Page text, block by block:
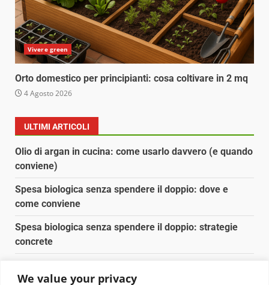
We value your privacy
Vivere green
Orto domestico per principianti: cosa coltivare in 2 mq
4 Agosto 2026
ULTIMI ARTICOLI
Olio di argan in cucina: come usarlo davvero (e quando
conviene)
Spesa biologica senza spendere il doppio: dove e
come conviene
Spesa biologica senza spendere il doppio: strategie
concrete